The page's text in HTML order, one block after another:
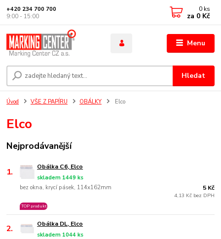
Menu
Hledat
+420 234 700 700
9:00 - 15:00
0 ks
za 0 Kč
Úvod VŠE Z PAPÍRU OBÁLKY Elco
Elco
Nejprodávanější
1. Obálka C6, Elco
bez okna, krycí pásek, 114x162mm
skladem 1449 ks
TOP produkt
5 Kč
4,13 Kč bez DPH
2. Obálka DL, Elco
skladem 1044 ks